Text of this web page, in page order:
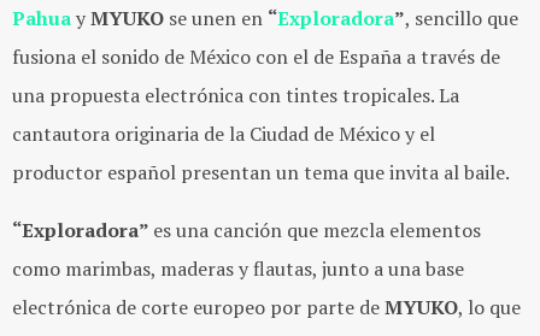
PahuayMYUKO se unen en “Exploradora”, sencillo que
fusiona el sonido de México con el de España a través de
una propuesta electrónica con tintes tropicales. La
cantautora originaria de la Ciudad de México y el
productor español presentan un tema que invita al baile.
“Exploradora” es una canción que mezcla elementos
como marimbas, maderas y flautas, junto a una base
electrónica de corte europeo por parte deMYUKO, lo que